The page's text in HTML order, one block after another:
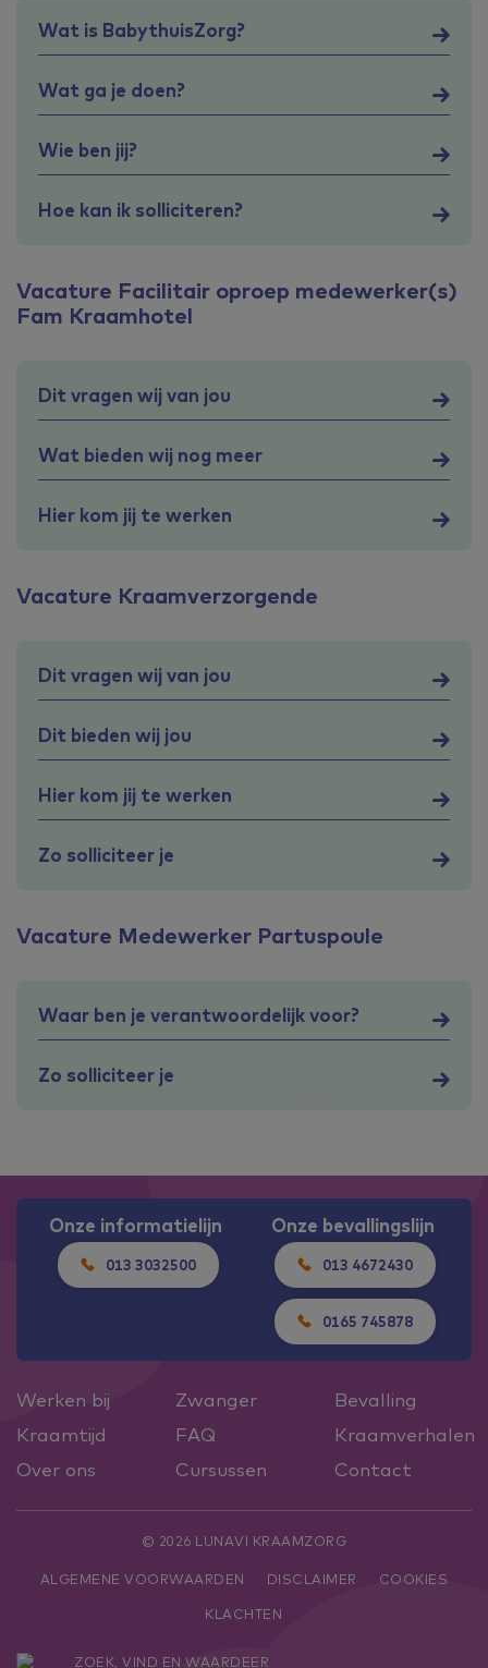
Wat is BabythuisZorg?
Wat ga je doen?
Wie ben jij?
Hoe kan ik solliciteren?
Vacature Facilitair oproep medewerker(s)
Fam Kraamhotel
Dit vragen wij van jou
Wat bieden wij nog meer
Hier kom jij te werken
Vacature Kraamverzorgende
Dit vragen wij van jou
Dit bieden wij jou
Hier kom jij te werken
Zo solliciteer je
Vacature Medewerker Partuspoule
Waar ben je verantwoordelijk voor?
Zo solliciteer je
Onze informatielijn
013 3032500
Onze bevallingslijn
013 4672430
0165 745878
Werken bij Zwanger
Bevalling
Kraamtijd
FAQ
Kraamverhalen
Over ons
Cursussen Contact
© 2026 LUNAVI KRAAMZORG
ALGEMENE VOORWAARDEN DISCLAIMER
COOKIES
KLACHTEN